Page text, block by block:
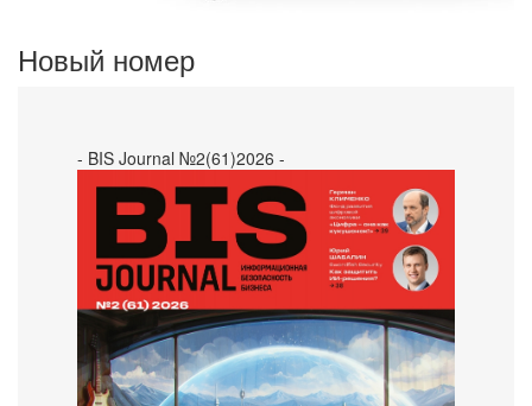
Новый номер
- BIS Journal №2(61)2026 -